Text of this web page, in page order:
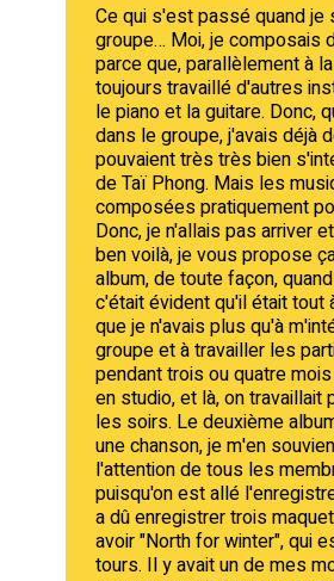
Ce qui s'est passé quand je
groupe… Moi, je composais
parce que, parallèlement à
toujours travaillé d'autres
le piano et la guitare. Donc,
dans le groupe, j'avais déjà
pouvaient très très bien
de Taï Phong. Mais les
composées pratiquement
Donc, je n'allais pas arriver
ben voilà, je vous propose
album, de toute façon,
c'était évident qu'il était tout
que je n'avais plus qu'à
groupe et à travailler les
pendant trois ou quatre
en studio, et là, on travaillait
les soirs. Le deuxième
une chanson, je m'en
l'attention de tous les
puisqu'on est allé
a dû enregistrer trois
avoir "North for winter", qui
tours. Il y avait un de mes